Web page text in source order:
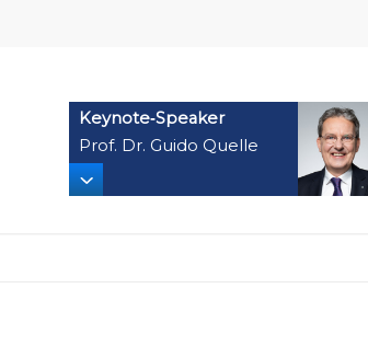
Keynote‑Speaker
Prof. Dr. Guido Quelle